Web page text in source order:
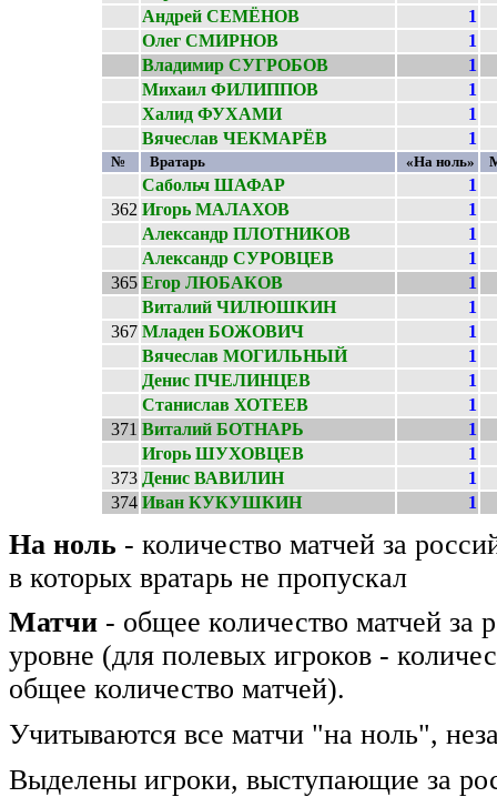
Андрей СЕМЁНОВ
1
Олег СМИРНОВ
1
Владимир СУГРОБОВ
1
Михаил ФИЛИППОВ
1
Халид ФУХАМИ
1
Вячеслав ЧЕКМАРЁВ
1
№ Вратарь «На ноль»
Сабольч ШАФАР
1
362 Игорь МАЛАХОВ
1
Александр ПЛОТНИКОВ
1
Александр СУРОВЦЕВ
1
365 Егор ЛЮБАКОВ
1
Виталий ЧИЛЮШКИН
1
367 Младен БОЖОВИЧ
1
Вячеслав МОГИЛЬНЫЙ
1
Денис ПЧЕЛИНЦЕВ
1
Станислав ХОТЕЕВ
1
371 Виталий БОТНАРЬ
1
Игорь ШУХОВЦЕВ
1
373 Денис ВАВИЛИН
1
374 Иван КУКУШКИН 1
На ноль - количество матчей за
в которых вратарь не пропускал
Матчи - общее количество матчей
уровне (для полевых игроков -
общее количество матчей).
Учитываются все матчи "на ноль",
Выделены игроки, выступающие за